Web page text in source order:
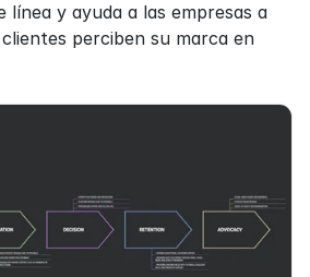
línea y ayuda a las empresas a
perciben su marca en